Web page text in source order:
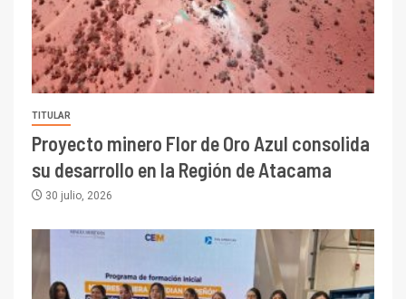
TITULAR
Proyecto minero Flor de Oro Azul consolida
su desarrollo en la Región de Atacama
30 julio, 2026